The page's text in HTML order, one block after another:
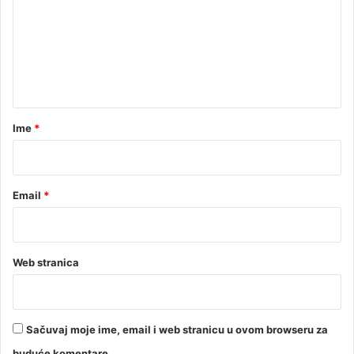
r
i
k
l
o
i
z
B
H
rIme *
Email *
Web stranica
Sačuvaj moje ime, email i web stranicu u ovom browseru za